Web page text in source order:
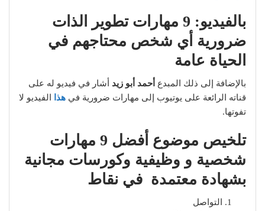
بالفيديو: 9 مهارات تطوير الذات
ضرورية أي شخص محتاجهم في
الحياة عامة
بالإضافة إلى ذلك المبدع أحمد أبو زيد أشار في فيديو له على
قناته الرائعة على يوتيوب إلى مهارات ضرورية في هذا
الفيديو لا
تفوتها.
تلخيص موضوع أفضل 9 مهارات
شخصية و وظيفية وكورسات مجانية
بشهادة معتمدة في نقاط
التواصل